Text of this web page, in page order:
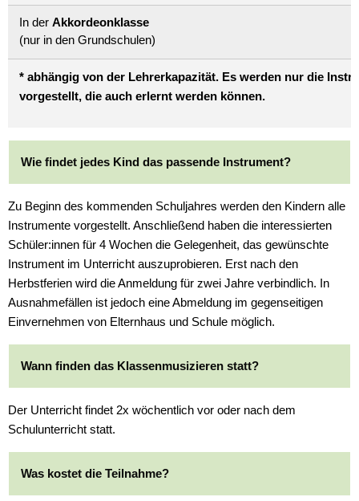
In der Akkordeonklasse
(nur in den Grundschulen)
* abhängig von der Lehrerkapazität. Es werden nur die
vorgestellt, die auch erlernt werden können.
Wie findet jedes Kind das passende Instrument?
Zu Beginn des kommenden Schuljahres werden den Kindern alle
Instrumente vorgestellt. Anschließend haben die interessierten
Schüler:innen für 4 Wochen die Gelegenheit, das gewünschte
Instrument im Unterricht auszuprobieren. Erst nach den
Herbstferien wird die Anmeldung für zwei Jahre verbindlich. In
Ausnahmefällen ist jedoch eine Abmeldung im gegenseitigen
Einvernehmen von Elternhaus und Schule möglich.
Wann finden das Klassenmusizieren statt?
Der Unterricht findet 2x wöchentlich vor oder nach dem
Schulunterricht statt.
Was kostet die Teilnahme?